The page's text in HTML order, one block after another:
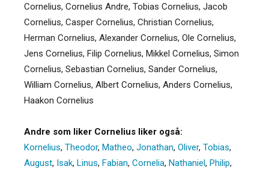
Cornelius, Cornelius Andre, Tobias Cornelius, Jacob
Cornelius, Casper Cornelius, Christian Cornelius,
Herman Cornelius, Alexander Cornelius, Ole Cornelius,
Jens Cornelius, Filip Cornelius, Mikkel Cornelius, Simon
Cornelius, Sebastian Cornelius, Sander Cornelius,
William Cornelius, Albert Cornelius, Anders Cornelius,
Haakon Cornelius
Andre som liker Cornelius liker også:
Kornelius, Theodor, Matheo, Jonathan, Oliver, Tobias,
August, Isak, Linus, Fabian, Cornelia, Nathaniel, Philip,